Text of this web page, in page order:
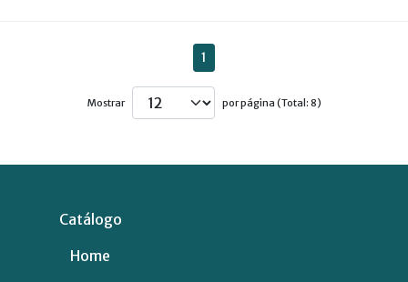
1
Mostrar por página (Total: 8)
Catálogo
Home